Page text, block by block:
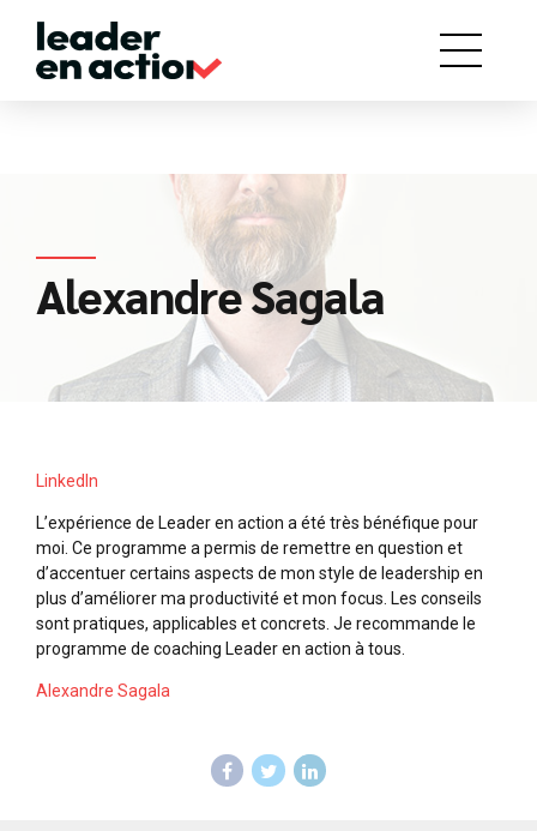
Alexandre Sagala
LinkedIn
L’expérience de Leader en action a été très bénéfique pour
moi. Ce programme a permis de remettre en question et
d’accentuer certains aspects de mon style de leadership en
plus d’améliorer ma productivité et mon focus. Les conseils
sont pratiques, applicables et concrets. Je recommande le
programme de coaching Leader en action à tous.
Alexandre Sagala